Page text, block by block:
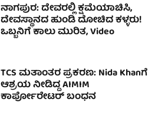
ನಾಗಪುರ: ದೇವರಲ್ಲಿ ಕ್ಷಮೆಯಾಚಿಸಿ,
ದೇವಸ್ಥಾನದ ಹುಂಡಿ ದೋಚಿದ ಕಳ್ಳರು!
ಒಬ್ಬನಿಗೆ ಕಾಲು ಮುರಿತ, Video
TCS ಮತಾಂತರ ಪ್ರಕರಣ: Nida Khanಗೆ
ಆಶ್ರಯ ನೀಡಿದ್ದ AIMIM
ಕಾರ್ಪೋರೇಟರ್ ಬಂಧನ